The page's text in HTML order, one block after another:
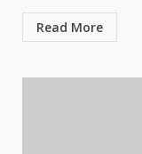
Read More